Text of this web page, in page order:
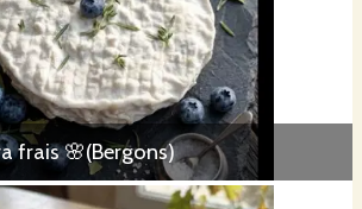
frais 🌸(Bergons)